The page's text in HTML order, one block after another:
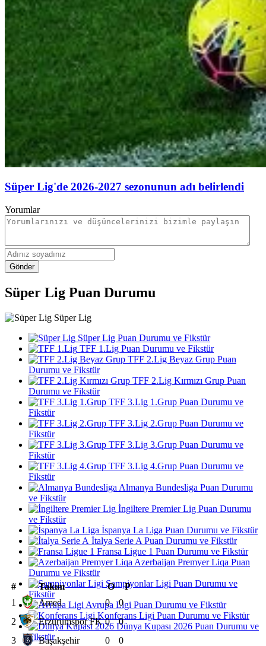
Süper Lig'de 2026-2027 sezonunun adı belirlendi
Yorumlar
Gönder
Süper Lig Puan Durumu
Süper Lig
Süper Lig Puan Durumu ve Fikstür
TFF 1.Lig Puan Durumu ve Fikstür
TFF 2.Lig Beyaz Grup Puan
Durumu ve Fikstür
TFF 2.Lig Kırmızı Grup Puan
Durumu ve Fikstür
TFF 3.Lig 1.Grup Puan Durumu ve
Fikstür
TFF 3.Lig 2.Grup Puan Durumu ve
Fikstür
TFF 3.Lig 3.Grup Puan Durumu ve
Fikstür
TFF 3.Lig 4.Grup Puan Durumu ve
Fikstür
Almanya Bundesliga Puan Durumu
ve Fikstür
İngiltere Premier Lig Puan Durumu
ve Fikstür
İspanya La Liga Puan Durumu ve Fikstür
İtalya Serie A Puan Durumu ve Fikstür
Fransa Ligue 1 Puan Durumu ve Fikstür
Azerbaijan Premyer Liqa Puan
Durumu ve Fikstür
Şampiyonlar Ligi Puan Durumu ve
Fikstür
Avrupa Ligi Puan Durumu ve Fikstür
Konferans Ligi Puan Durumu ve Fikstür
Dünya Kupası 2026 Puan Durumu ve
Fikstür
# Takım O
P
1
Amed 0
0
2
Erzurumspor FK 0
0
3
Başakşehir 0
0